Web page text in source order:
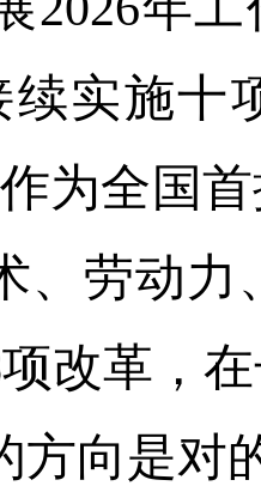
续实施十
为全国
、劳动力
改革，
方向是对